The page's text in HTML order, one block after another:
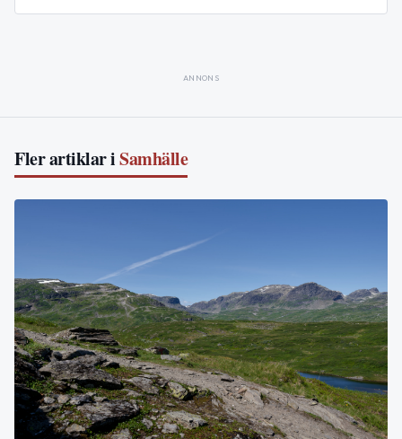
ANNONS
Fler artiklar iSamhälle